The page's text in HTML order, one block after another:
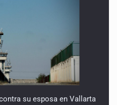
su esposa en Vallarta